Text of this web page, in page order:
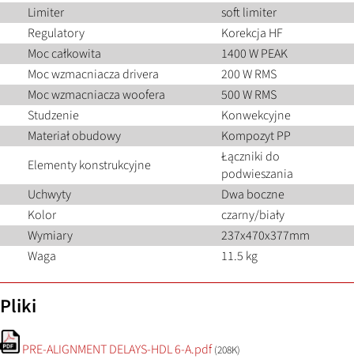
Limiter
soft limiter
Regulatory
Korekcja HF
Moc całkowita
1400 W PEAK
Moc wzmacniacza drivera
200 W RMS
Moc wzmacniacza woofera
500 W RMS
Studzenie
Konwekcyjne
Materiał obudowy
Kompozyt PP
Elementy konstrukcyjne
Łączniki do
podwieszania
Uchwyty
Dwa boczne
Kolor
czarny/biały
Wymiary
237x470x377mm
Waga
11.5 kg
Pliki
PRE-ALIGNMENT DELAYS-HDL 6-A.pdf(208K)